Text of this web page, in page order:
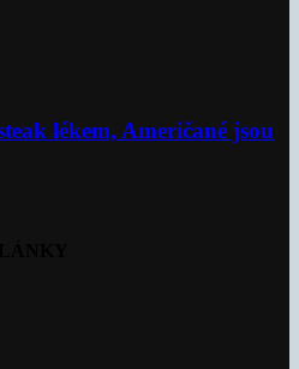
lékem, Američané jsou